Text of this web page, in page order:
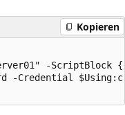
Kopieren
-ScriptBlock {
-Credential